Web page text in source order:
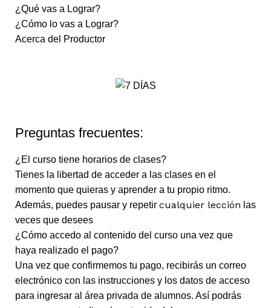
¿Qué vas a Lograr?
¿Cómo lo vas a Lograr?
Acerca del Productor
Preguntas frecuentes:
¿El curso tiene horarios de clases?
Tienes la libertad de acceder a las clases en el
momento que quieras y aprender a tu propio ritmo.
Además, puedes pausar y repetir cualquier lección las
veces que desees
¿Cómo accedo al contenido del curso una vez que
haya realizado el pago?
Una vez que confirmemos tu pago, recibirás un correo
electrónico con las instrucciones y los datos de acceso
para ingresar al área privada de alumnos. Así podrás